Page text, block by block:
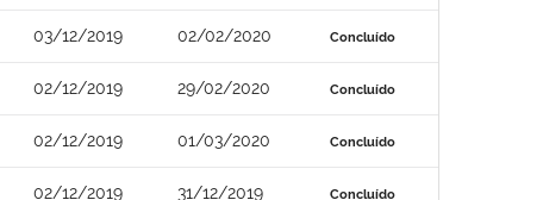
03/12/2019 02/02/2020 Concluído
02/12/2019 29/02/2020 Concluído
02/12/2019 01/03/2020 Concluído
02/12/2019 31/12/2019 Concluído